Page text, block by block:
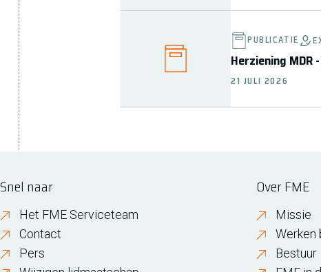
PUBLICATIE
Herziening
21 JULI 2026
Snel naar
Het FME Serviceteam
Contact
Pers
Over FME
Missie
Werken
Bestuur